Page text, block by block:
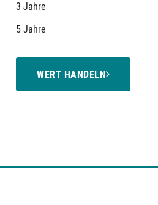
3 Jahre
5 Jahre
WERT HANDELN